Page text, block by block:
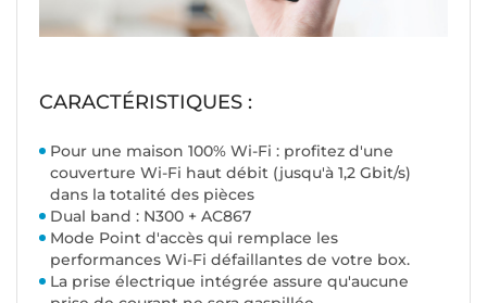
CARACTÉRISTIQUES :
Pour une maison 100% Wi-Fi : profitez d'une
couverture Wi-Fi haut débit (jusqu'à 1,2 Gbit/s)
dans la totalité des pièces
Dual band : N300 + AC867
Mode Point d'accès qui remplace les
performances Wi-Fi défaillantes de votre box.
La prise électrique intégrée assure qu'aucune